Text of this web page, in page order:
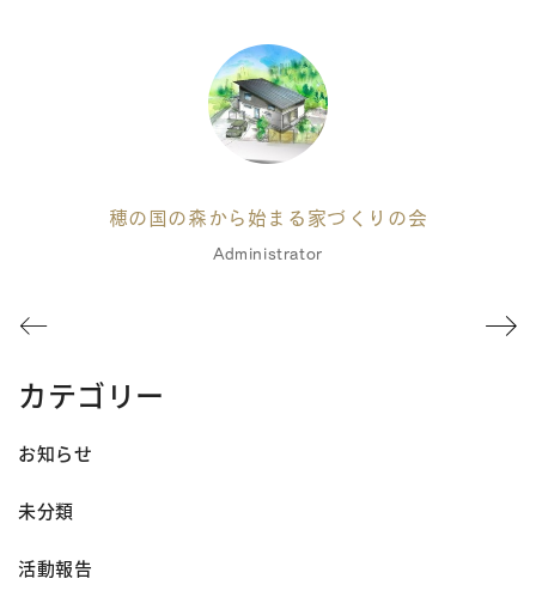
穂の国の森から始まる家づくりの会
Administrator
カテゴリー
お知らせ
未分類
活動報告